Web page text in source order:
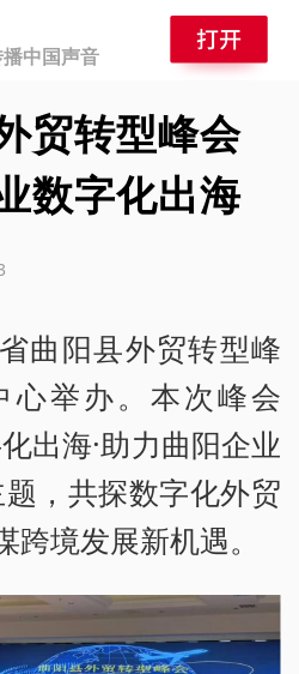
中国声音
贸转型峰会
数字化出海
曲阳县外贸转型峰
心举办。本次峰会
出海·助力曲阳企业
，共探数字化外贸
境发展新机遇。